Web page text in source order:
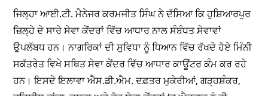
ਜਿਲ੍ਹਾ ਆਈ.ਟੀ. ਮੈਨੇਜਰ ਕਰਮਜੀਤ ਸਿੰਘ ਨੇ ਦੱਸਿਆ ਕਿ ਹੁਸ਼ਿਆਰਪੁਰ
ਜ਼ਿਲ੍ਹੇ ਦੇ ਸਾਰੇ ਸੇਵਾ ਕੇਂਦਰਾਂ ਵਿੱਚ ਆਧਾਰ ਨਾਲ ਸੰਬੰਧਤ ਸੇਵਾਵਾਂ
ਉਪਲੱਬਧ ਹਨ। ਨਾਗਰਿਕਾਂ ਦੀ ਸੁਵਿਧਾ ਨੂੰ ਧਿਆਨ ਵਿੱਚ ਰੱਖਦੇ ਹੋਏ ਮਿੰਨੀ
ਸਕੱਤਰੇਤ ਵਿਖੇ ਸਥਿਤ ਸੇਵਾ ਕੇਂਦਰ ਵਿੱਚ ਆਧਾਰ ਕਾਊਂਟਰ ਕੰਮ ਕਰ ਰਹੇ
ਹਨ। ਇਸਦੇ ਇਲਾਵਾ ਐਸ.ਡੀ.ਐਮ. ਦਫ਼ਤਰ ਮੁਕੇਰੀਆਂ, ਗੜ੍ਹਸ਼ੰਕਰ,